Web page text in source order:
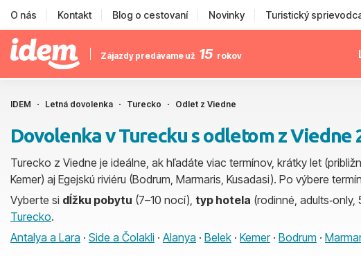
O nás Kontakt Blog o cestovaní Novinky Turistický
Zájazdy predávame už 15 rokov
IDEM Letná dovolenka Turecko Odlet z Viedne
Dovolenka v Turecku s odletom z Viedne
Turecko z Viedne je ideálne, ak hľadáte viac termínov, krátky let
Kemer) aj Egejskú riviéru (Bodrum, Marmaris, Kusadasi). Po výbere
Vyberte si dĺžku pobytu (7–10 nocí), typ hotela (rodinné, adults‑only,
Turecko.
Antalya a Lara · Side a Čolakli · Alanya · Belek · Kemer· Bodrum ·